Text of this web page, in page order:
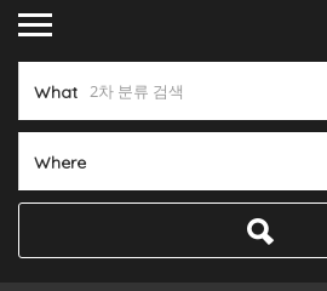
What
Where